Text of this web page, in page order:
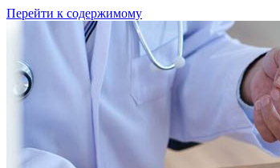
Перейти к содержимому